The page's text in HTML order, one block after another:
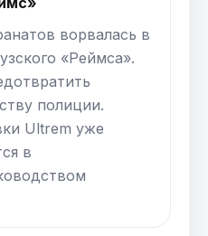
ворвалась в
«Реймса».
полиции.
Ultrem уже
в